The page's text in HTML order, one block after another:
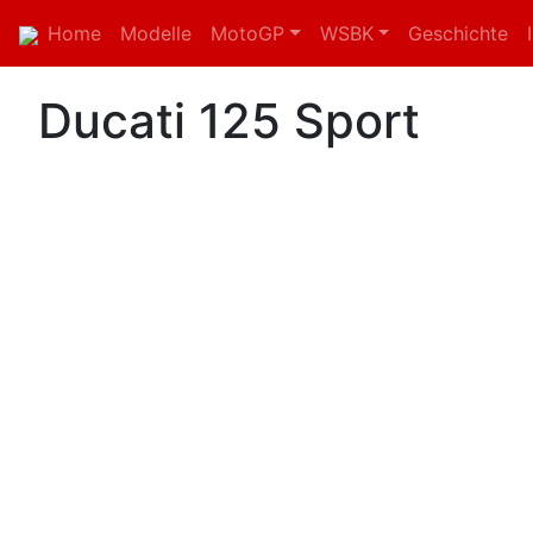
Home Modelle MotoGP WSBK Geschichte
Ducati 125 Sport